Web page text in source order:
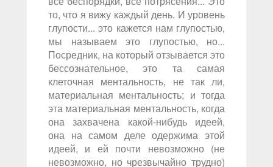
то, что я вижу каждый день. И уровень
глупости... это кажется нам глупостью,
мы называем это глупостью, но...
Посредник, на который отзывается это
бессознательное, это та самая
клеточная ментальность, не так ли,
материальная ментальность; и тогда
эта материальная ментальность, когда
она захвачена какой-нибудь идеей,
она на самом деле одержима этой
идеей, и ей почти невозможно (не
невозможно, но чрезвычайно трудно)